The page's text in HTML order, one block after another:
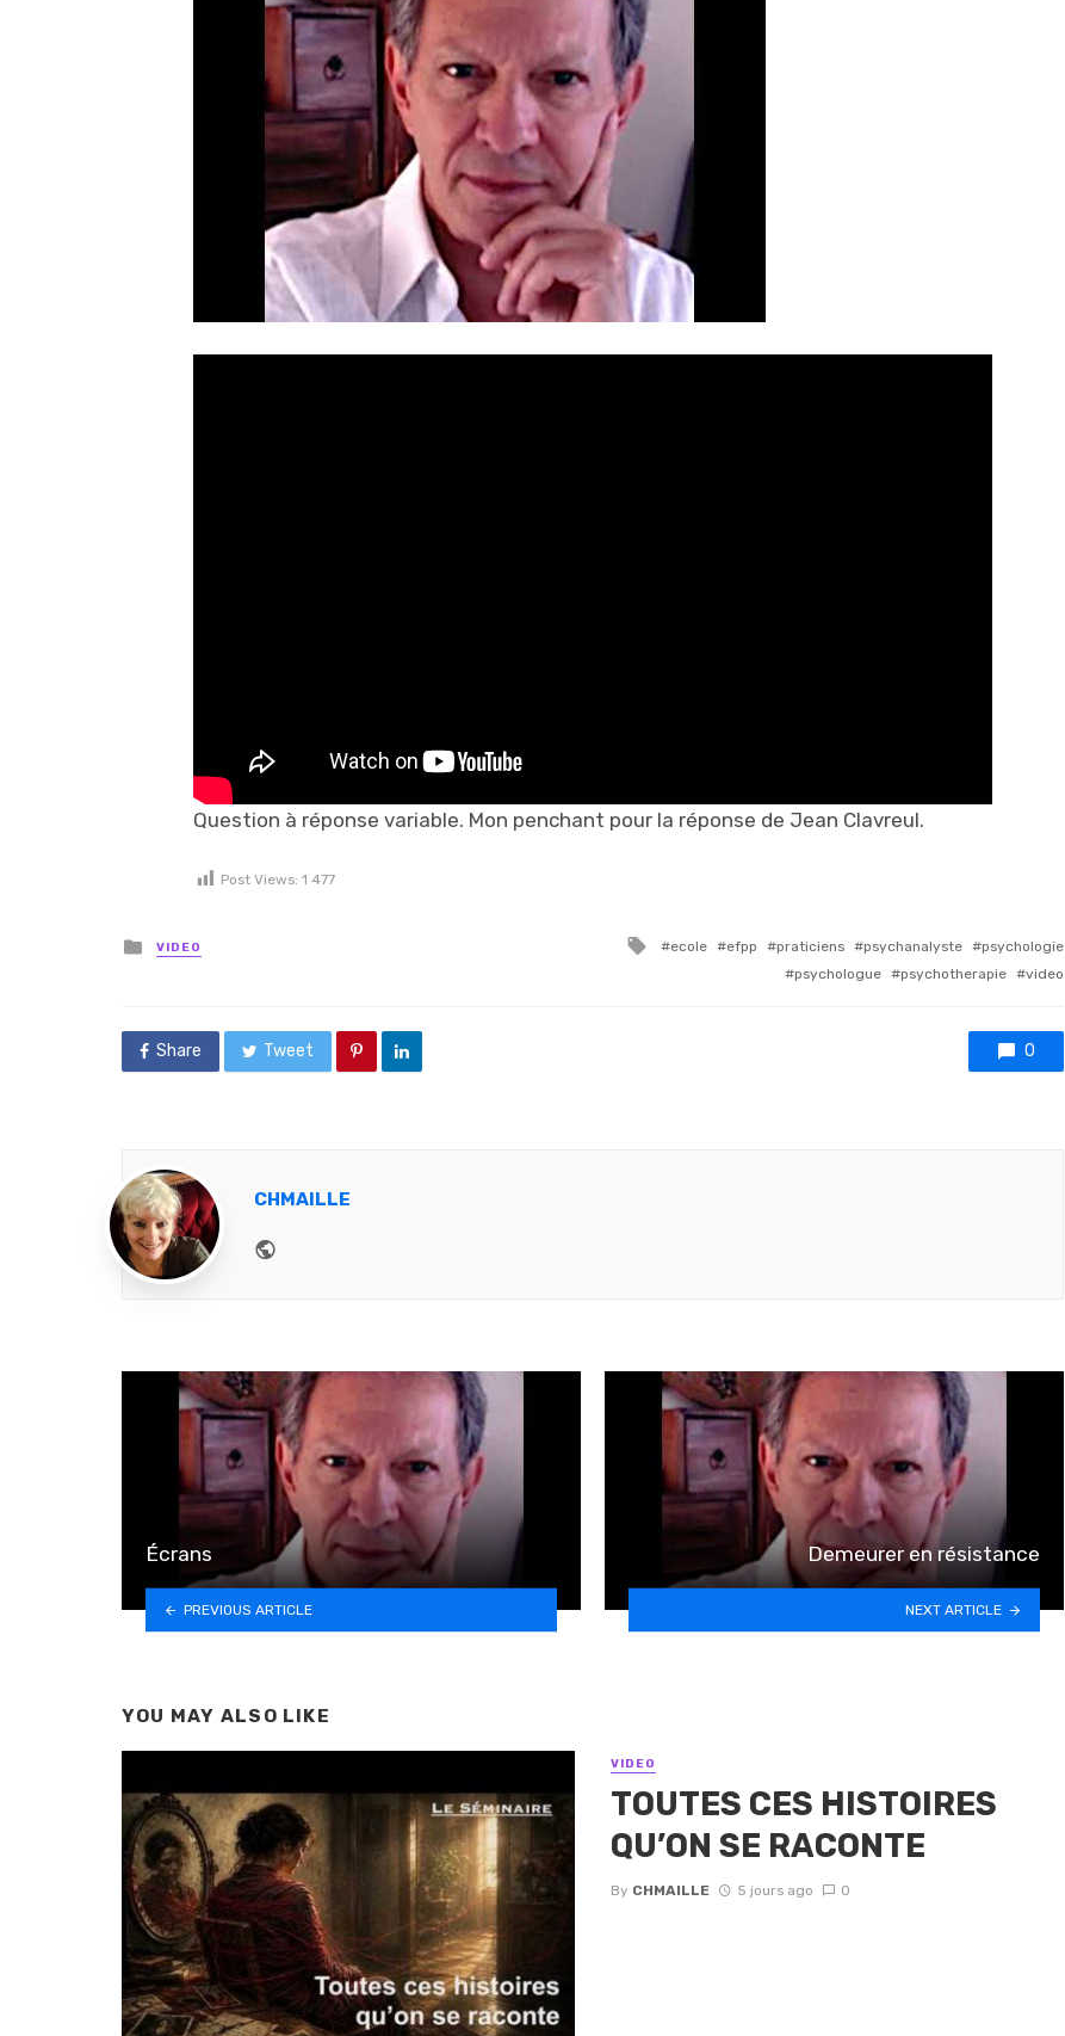
Question à réponse variable. Mon penchant pour la réponse de Jean Clavreul.
Post Views: 1 477
Posted in
VIDEO Tagged with
ecole efpp praticiens psychanalyste
psychologie
psychologue
psychotherapie video
Share Tweet 0
CHMAILLE
Écrans
PREVIOUS ARTICLE
Demeurer en résistance
NEXT ARTICLE
YOU MAY ALSO LIKE
VIDEO
TOUTES CES HISTOIRES
QU’ON SE RACONTE
By CHMAILLE 5 jours ago 0